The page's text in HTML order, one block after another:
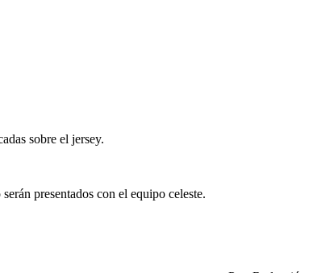
sobre el jersey.
presentados con el equipo celeste.